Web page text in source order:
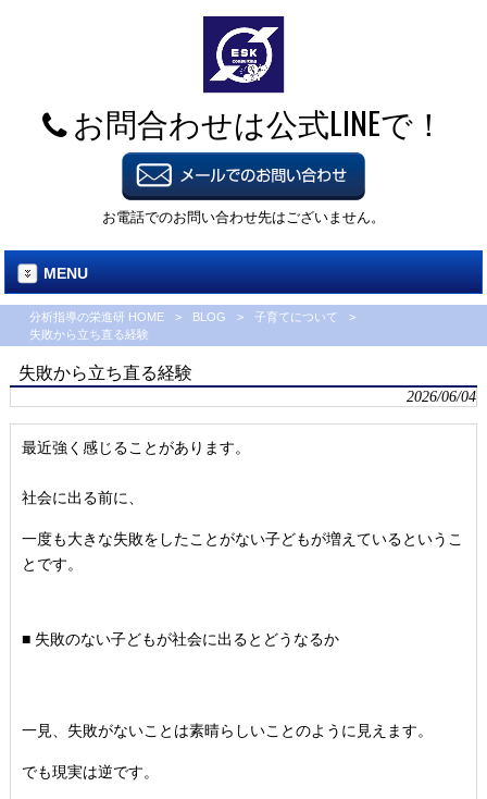
お問合わせは公式LINEで！
お電話でのお問い合わせ先はございません。
MENU
分析指導の栄進研 HOME > BLOG > 子育てについて
>
失敗から立ち直る経験
失敗から立ち直る経験
2026/06/04
最近強く感じることがあります。
社会に出る前に、
一度も大きな失敗をしたことがない子どもが増えているというこ
と です。
■ 失敗のない子どもが社会に出るとどうなるか
一見、失敗がないことは素晴らしいことのように見えます。
でも現実は逆です。